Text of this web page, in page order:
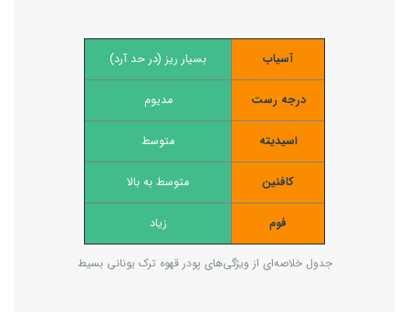
آسیاب بسیار ریز (در حد آرد)
درجه رست مدیوم
اسیدیته متوسط
کافئین متوسط به بالا
فوم زیاد
جدول خلاصه‌ای از ویژگی‌های پودر قهوه ترک یونانی بسیط